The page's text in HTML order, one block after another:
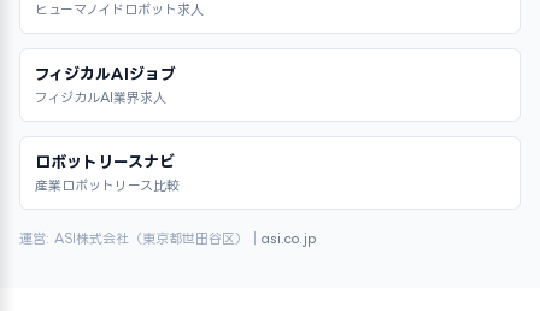
ヒューマノイドロボット求人
フィジカルAIジョブ
フィジカルAI業界求人
ロボットリースナビ
産業ロボットリース比較
運営: ASI株式会社（東京都世田谷区）｜ asi.co.jp